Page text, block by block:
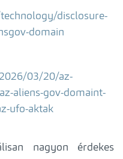
disclosure-
domain
03/20/az-
aliens-gov-domaint-
ufo-aktak
nagyon érdekes